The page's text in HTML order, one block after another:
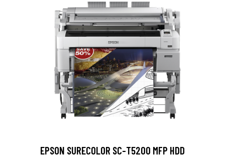
EPSON SURECOLOR SC-T5200 MFP HDD